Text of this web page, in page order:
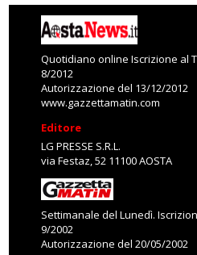
Quotidiano online Iscrizione al
8/2012
Autorizzazione del 13/12/2012
www.gazzettamatin.com
Editore
LG PRESSE S.R.L.
via Festaz, 52 11100 AOSTA
Settimanale del Lunedì.
9/2002
Autorizzazione del 20/05/2002